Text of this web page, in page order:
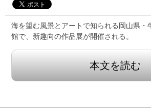
海を望む風景とアートで知られる岡山県・
館で、新趣向の作品展が開催される。
本文を読む